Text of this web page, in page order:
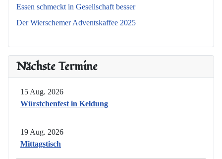
Essen schmeckt in Gesellschaft besser
Der Wierschemer Adventskaffee 2025
Nächste Termine
15 Aug. 2026
Würstchenfest in Keldung
19 Aug. 2026
Mittagstisch